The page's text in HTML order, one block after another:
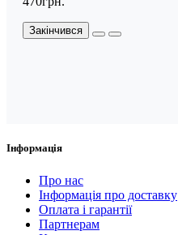
Закінчився
Інформація
Про нас
Інформація про доставку
Оплата і гарантії
Партнерам